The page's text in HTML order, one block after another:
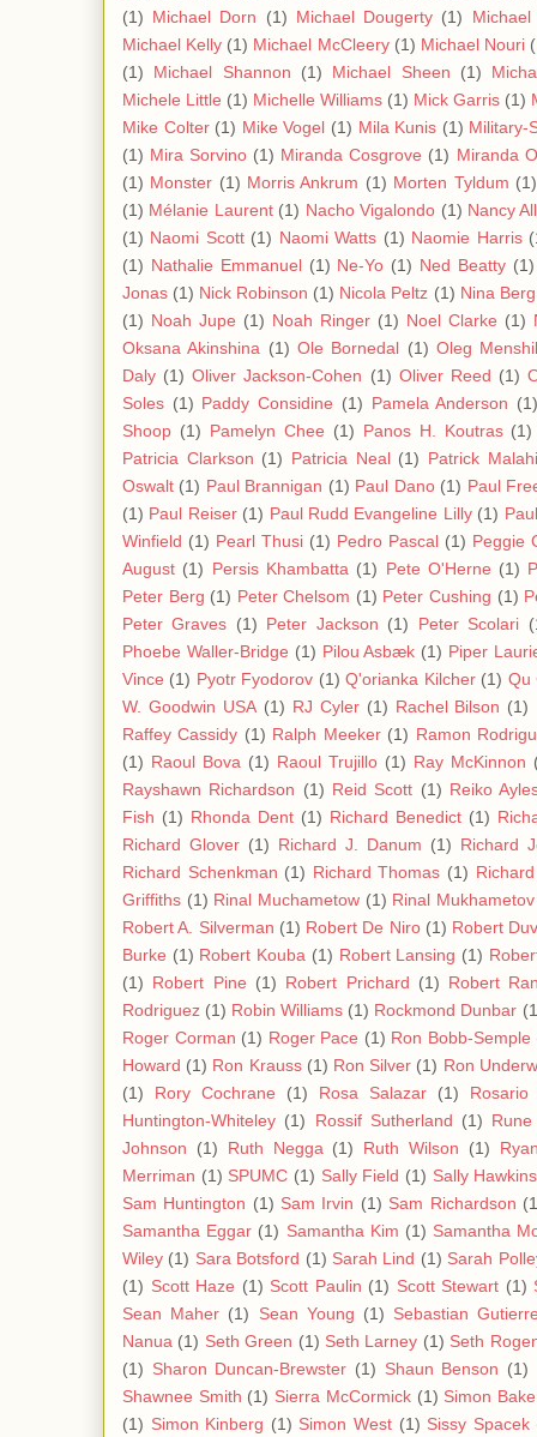
(1)
Michael Dorn (1) Michael Dougerty (1)
Michael Kelly (1) Michael McCleery (1) Michael Nouri
(1)
Michael Shannon (1) Michael Sheen (1)
Michele Little (1) Michelle Williams (1) Mick Garris (1)
Mike Colter (1) Mike Vogel (1) Mila Kunis (1) Military-
(1) Mira Sorvino (1) Miranda Cosgrove (1) Miranda
(1) Monster (1) Morris Ankrum (1) Morten Tyldum (1)
(1) Mélanie Laurent (1) Nacho Vigalondo (1) Nancy
(1) Naomi Scott (1) Naomi Watts (1) Naomie Harris
(1) Nathalie Emmanuel (1) Ne-Yo (1) Ned Beatty (1)
Jonas (1) Nick Robinson (1) Nicola Peltz (1) Nina
(1) Noah Jupe (1) Noah Ringer (1) Noel Clarke (1)
Oksana Akinshina (1) Ole Bornedal (1) Oleg
Daly (1) Oliver Jackson-Cohen (1) Oliver Reed (1)
Soles (1) Paddy Considine (1) Pamela Anderson
Shoop (1) Pamelyn Chee (1) Panos H. Koutras (1)
Patricia Clarkson (1) Patricia Neal (1)
Patrick
Oswalt (1) Paul Brannigan (1) Paul Dano (1) Paul
(1) Paul Reiser (1) Paul Rudd Evangeline Lilly (1)
Winfield (1) Pearl Thusi (1) Pedro Pascal (1) Peggie
August (1) Persis Khambatta (1) Pete O'Herne (1)
Peter Berg (1) Peter Chelsom (1) Peter Cushing (1)
Peter Graves (1) Peter Jackson (1) Peter Scolari
Phoebe Waller-Bridge (1) Pilou Asbæk (1) Piper
Vince (1) Pyotr Fyodorov (1) Q'orianka Kilcher (1) Qu
W. Goodwin USA (1) RJ Cyler (1) Rachel Bilson (1)
Raffey Cassidy (1) Ralph Meeker (1) Ramon
(1) Raoul Bova (1) Raoul Trujillo (1) Ray McKinnon
Rayshawn Richardson (1) Reid Scott (1) Reiko
Fish (1) Rhonda Dent (1) Richard Benedict (1)
Richard Glover (1) Richard J. Danum (1)
Richard
Richard Schenkman (1) Richard Thomas (1)
Griffiths (1) Rinal Muchametow (1) Rinal Mukhametov
Robert A. Silverman (1) Robert De Niro (1) Robert
Burke (1) Robert Kouba (1) Robert Lansing (1)
(1)
Robert Pine (1) Robert Prichard (1)
Robert
Rodriguez (1) Robin Williams (1) Rockmond Dunbar
Roger Corman (1) Roger Pace (1) Ron Bobb-Semple
Howard (1) Ron Krauss (1) Ron Silver (1) Ron
(1)
Rory Cochrane (1) Rosa Salazar (1)
Rosario
Huntington-Whiteley (1) Rossif Sutherland (1)
Johnson
(1) Ruth Negga (1) Ruth Wilson (1)
Merriman (1) SPUMC (1) Sally Field (1) Sally Hawkins
Sam Huntington (1) Sam Irvin (1) Sam Richardson
Samantha Eggar (1) Samantha Kim (1) Samantha
Wiley (1) Sara Botsford (1) Sarah Lind (1) Sarah
(1) Scott Haze (1) Scott Paulin (1) Scott Stewart (1)
Sean Maher (1) Sean Young (1) Sebastian
Nanua (1) Seth Green (1) Seth Larney (1) Seth
(1) Sharon Duncan-Brewster (1) Shaun Benson (1)
Shawnee Smith (1) Sierra McCormick (1) Simon
(1) Simon Kinberg (1) Simon West (1) Sissy Spacek